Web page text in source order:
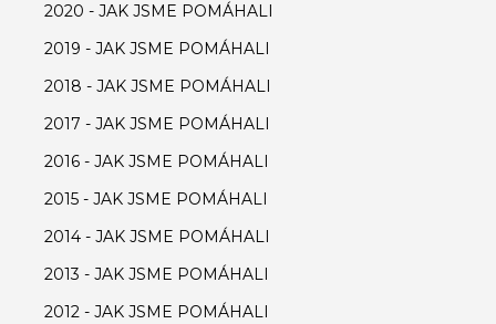
2020 - JAK JSME POMÁHALI
2019 - JAK JSME POMÁHALI
2018 - JAK JSME POMÁHALI
2017 - JAK JSME POMÁHALI
2016 - JAK JSME POMÁHALI
2015 - JAK JSME POMÁHALI
2014 - JAK JSME POMÁHALI
2013 - JAK JSME POMÁHALI
2012 - JAK JSME POMÁHALI